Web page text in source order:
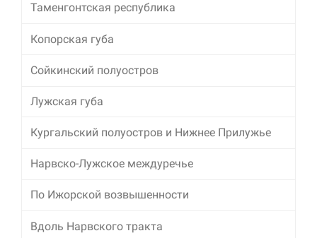
Таменгонтская республика
Копорская губа
Сойкинский полуостров
Лужская губа
Кургальский полуостров и Нижнее Прилужье
Нарвско-Лужское междуречье
По Ижорской возвышенности
Вдоль Нарвского тракта